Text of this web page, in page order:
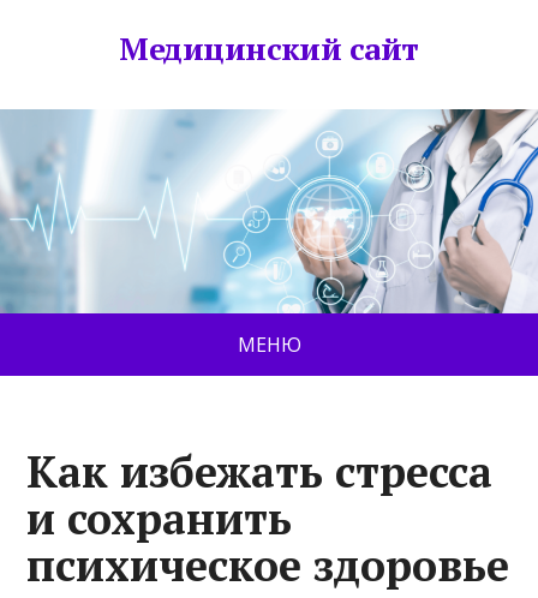
Медицинский сайт
МЕНЮ
Как избежать стресса
и сохранить
психическое здоровье